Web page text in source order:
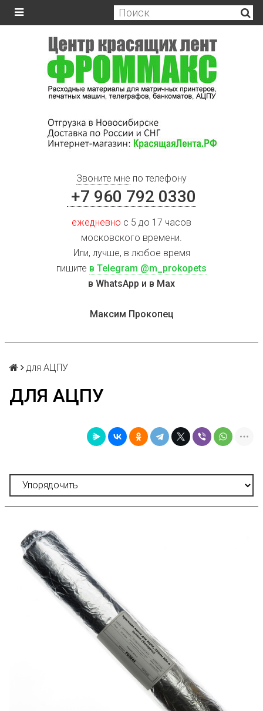
Звоните мне по телефону
+7 960 792 0330
ежедневно с 5 до 17 часов
московского времени.
Или, лучше, в любое время
пишите в Telegram @m_prokopets
в WhatsApp и в Max
Максим Прокопец
для АЦПУ
ДЛЯ АЦПУ